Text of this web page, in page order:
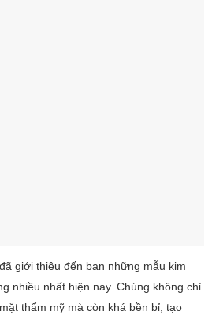
giới thiệu đến bạn những mẫu kim
nhiều nhất hiện nay. Chúng không chỉ
thẩm mỹ mà còn khá bền bỉ, tạo